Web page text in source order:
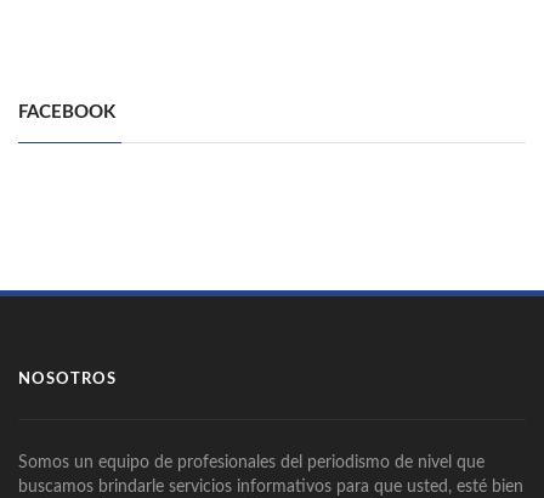
FACEBOOK
NOSOTROS
Somos un equipo de profesionales del periodismo de nivel que
buscamos brindarle servicios informativos para que usted, esté bien